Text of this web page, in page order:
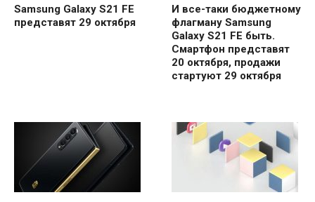
Samsung Galaxy S21 FE
представят 29 октября
И все-таки бюджетному
флагману Samsung
Galaxy S21 FE быть.
Смартфон представят
20 октября, продажи
стартуют 29 октября